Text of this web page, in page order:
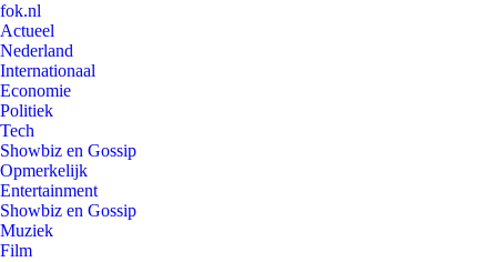
fok.nl
Actueel
Nederland
Internationaal
Economie
Politiek
Tech
Showbiz en Gossip
Opmerkelijk
Entertainment
Showbiz en Gossip
Muziek
Film